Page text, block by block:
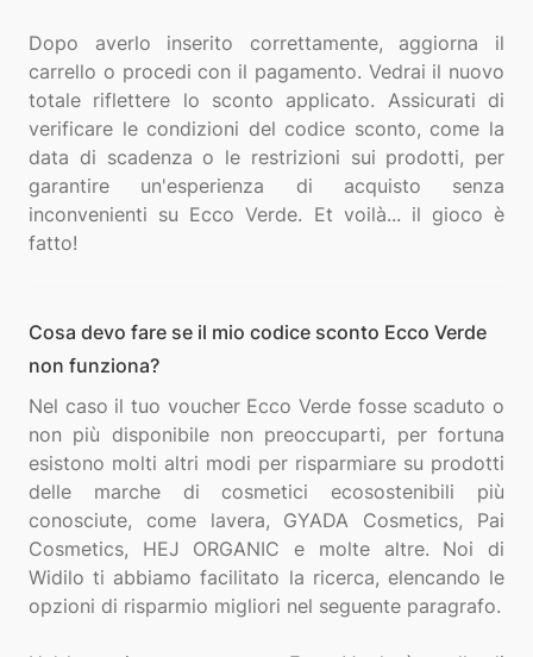
Dopo averlo inserito correttamente, aggiorna il
carrello o procedi con il pagamento. Vedrai il nuovo
totale riflettere lo sconto applicato. Assicurati di
verificare le condizioni del codice sconto, come la
data di scadenza o le restrizioni sui prodotti, per
garantire un'esperienza di acquisto senza
inconvenienti su Ecco Verde. Et voilà... il gioco è
Cosa devo fare se il mio codice sconto Ecco Verde
non funziona?
Nel caso il tuo voucher Ecco Verde fosse scaduto o
non più disponibile non preoccuparti, per fortuna
esistono molti altri modi per risparmiare su prodotti
delle marche di cosmetici ecosostenibili più
conosciute, come lavera, GYADA Cosmetics, Pai
Cosmetics, HEJ ORGANIC e molte altre. Noi di
Widilo ti abbiamo facilitato la ricerca, elencando le
opzioni di risparmio migliori nel seguente paragrafo.